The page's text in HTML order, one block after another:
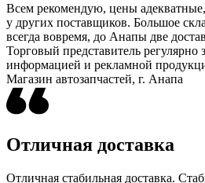
Всем рекомендую, цены
у других поставщиков. Большое
всегда вовремя, до Анапы две
Торговый представитель регулярно
информацией и рекламной
Магазин автозапчастей, г. Анапа
Отличная доставка
Отличная стабильная доставка.